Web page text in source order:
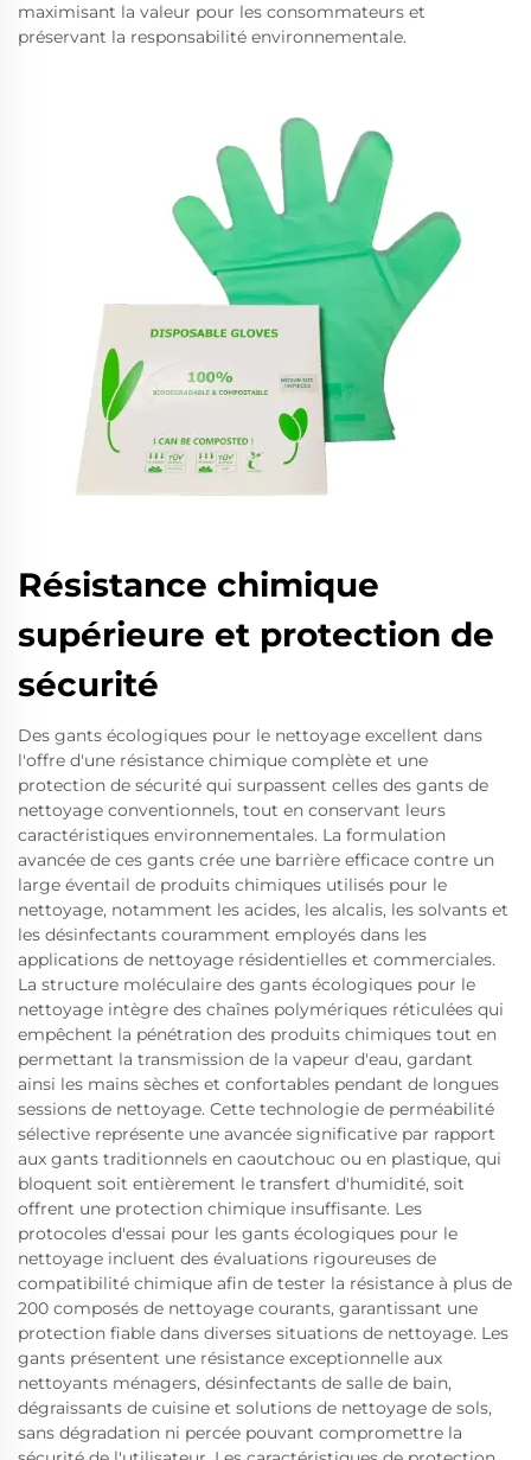
maximisant la valeur pour les consommateurs et
préservant la responsabilité environnementale.
Résistance chimique
supérieure et protection de
sécurité
Des gants écologiques pour le nettoyage excellent dans
l'offre d'une résistance chimique complète et une
protection de sécurité qui surpassent celles des gants de
nettoyage conventionnels, tout en conservant leurs
caractéristiques environnementales. La formulation
avancée de ces gants crée une barrière efficace contre un
large éventail de produits chimiques utilisés pour le
nettoyage, notamment les acides, les alcalis, les solvants et
les désinfectants couramment employés dans les
applications de nettoyage résidentielles et commerciales.
La structure moléculaire des gants écologiques pour le
nettoyage intègre des chaînes polymériques réticulées qui
empêchent la pénétration des produits chimiques tout en
permettant la transmission de la vapeur d'eau, gardant
ainsi les mains sèches et confortables pendant de longues
sessions de nettoyage. Cette technologie de perméabilité
sélective représente une avancée significative par rapport
aux gants traditionnels en caoutchouc ou en plastique, qui
bloquent soit entièrement le transfert d'humidité, soit
offrent une protection chimique insuffisante. Les
protocoles d'essai pour les gants écologiques pour le
nettoyage incluent des évaluations rigoureuses de
compatibilité chimique afin de tester la résistance à plus de
200 composés de nettoyage courants, garantissant une
protection fiable dans diverses situations de nettoyage. Les
gants présentent une résistance exceptionnelle aux
nettoyants ménagers, désinfectants de salle de bain,
dégraissants de cuisine et solutions de nettoyage de sols,
sans dégradation ni percée pouvant compromettre la